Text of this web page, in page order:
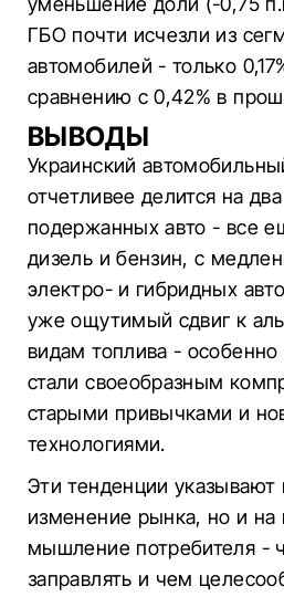
ГБО почти исчезли из
автомобилей - только
сравнению с 0,42% в
ВЫВОДЫ
Украинский
отчетливее делится на
подержанных авто - все
дизель и бензин, с
электро- и гибридных
уже ощутимый сдвиг к
видам топлива -
стали своеобразным
старыми привычками и
технологиями.
Эти тенденции указывают
изменение рынка, но и на
мышление потребителя -
заправлять и чем